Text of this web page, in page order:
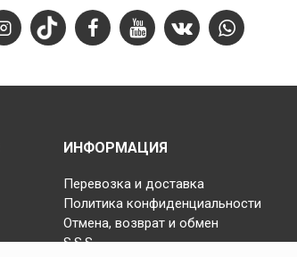
ИНФОРМАЦИЯ
Перевозка и доставка
Политика конфиденциальности
Отмена, возврат и обмен
S.S.S.